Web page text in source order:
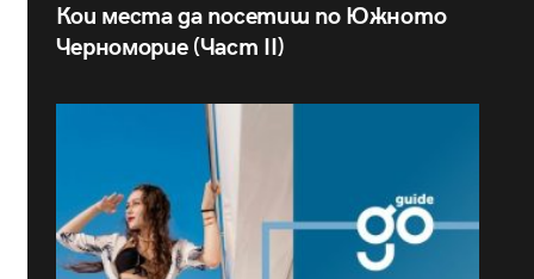
Кои места да посетиш по Южното
Черноморие (Част II)